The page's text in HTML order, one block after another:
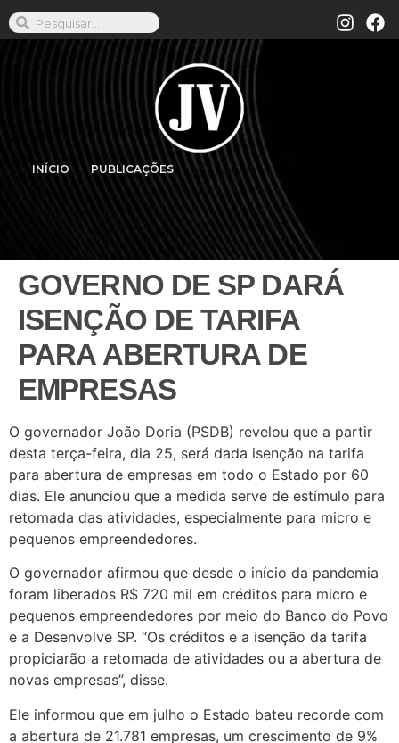
INÍCIO PUBLICAÇÕES
GOVERNO DE SP DARÁ
ISENÇÃO DE TARIFA
PARA ABERTURA DE
EMPRESAS
O governador João Doria (PSDB) revelou que a partir
desta terça-feira, dia 25, será dada isenção na tarifa
para abertura de empresas em todo o Estado por 60
dias. Ele anunciou que a medida serve de estímulo para
retomada das atividades, especialmente para micro e
pequenos empreendedores.
O governador afirmou que desde o início da pandemia
foram liberados R$ 720 mil em créditos para micro e
pequenos empreendedores por meio do Banco do Povo
e a Desenvolve SP. “Os créditos e a isenção da tarifa
propiciarão a retomada de atividades ou a abertura de
novas empresas”, disse.
Ele informou que em julho o Estado bateu recorde com
a abertura de 21.781 empresas, um crescimento de 9%